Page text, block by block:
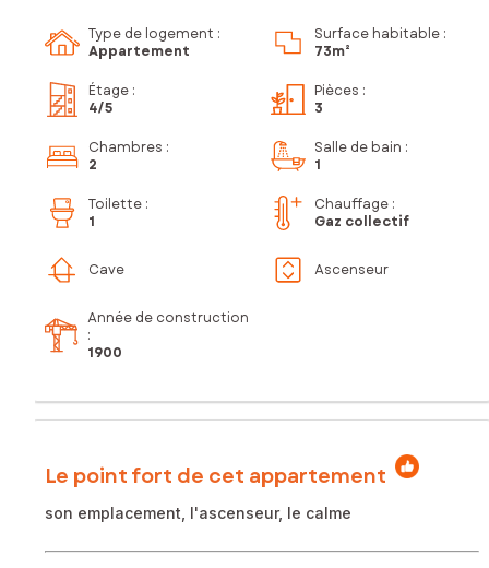
Type de logement :
Appartement
Surface habitable :
73m²
Étage :
4/5
Pièces :
3
Chambres :
2
Salle de bain :
1
Toilette :
1
Chauffage :
Gaz collectif
Cave Ascenseur
Année de construction
:
1900
Le point fort de cet appartement
son emplacement, l'ascenseur, le calme